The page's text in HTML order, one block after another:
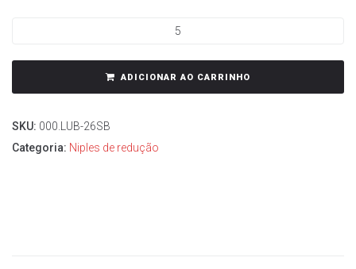
ADICIONAR AO CARRINHO
SKU: 000.LUB-26SB
Categoria: Niples de redução